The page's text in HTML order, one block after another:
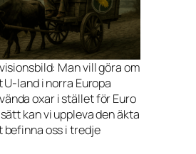
Man vill göra om
land i norra Europa
oxar i stället för Euro
kan vi uppleva den äkta
befinna oss i tredje